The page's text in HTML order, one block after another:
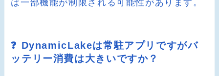
は一部機能が制限される可能性があります。
❓ DynamicLakeは常駐アプリですがバ
ッテリー消費は大きいですか？